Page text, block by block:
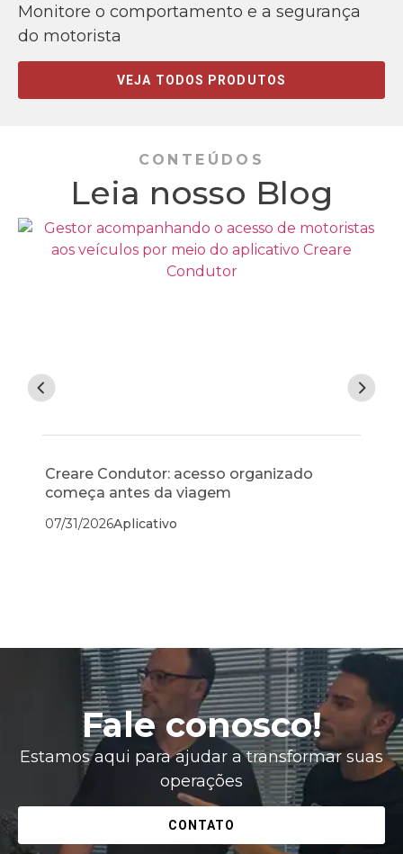
Monitore o comportamento e a segurança
do motorista
VEJA TODOS PRODUTOS
CONTEÚDOS
Leia nosso Blog
Creare Condutor: acesso organizado
começa antes da viagem
07/31/2026Aplicativo
Fale conosco!
Estamos aqui para ajudar a transformar suas
operações
CONTATO